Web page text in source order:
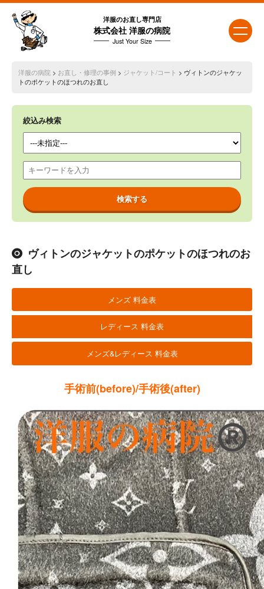
洋服のお直し専門店
株式会社 洋服の病院
Just Your Size
洋服の病院 > お直し・修理の事例 > ジャケット/コート > ヴィトンのジャケッ
トのポケットのほつれのお直し
絞込み検索
ヴィトンのジャケットのポケットのほつれのお
直し
メンズ 料金表
レディース 料金表
メンズ&レディース 料金表
手術前(before)/手術後(after)